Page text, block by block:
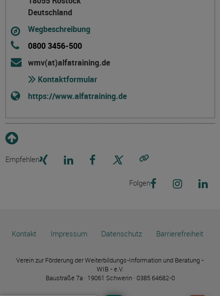
Deutschland
Wegbeschreibung
0800 3456-500
wmv(at)alfatraining.de
Kontaktformular
https://www.alfatraining.de
Empfehlen
Folgen
Kontakt Impressum Datenschutz Barrierefreiheit
Verein zur Förderung der Weiterbildungs-Information und Beratung -
WIB - e.V.
Baustraße 7a · 19061 Schwerin · 0385 64682-0